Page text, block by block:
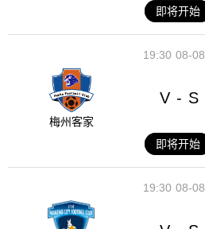
即将开始
08-08
19:30
梅州客家
V - S
即将开始
08-08
19:30